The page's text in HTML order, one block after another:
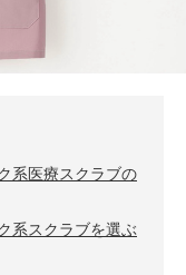
系医療スクラブの
系スクラブを選ぶ